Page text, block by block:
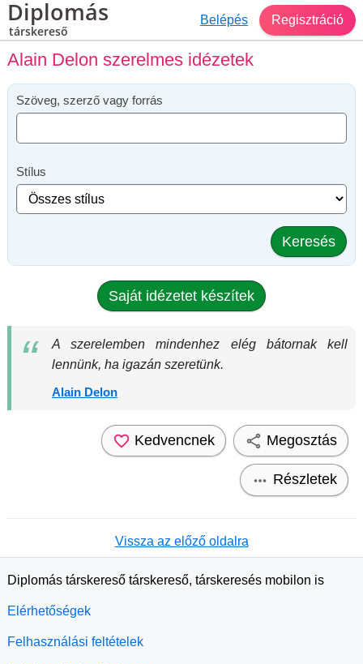
Diplomás
társkereső
Belépés Regisztráció
Alain Delon szerelmes idézetek
Szöveg, szerző vagy forrás
Stílus
Keresés
Saját idézetet készítek
A szerelemben mindenhez elég bátornak kell
lennünk, ha igazán szeretünk.
Alain Delon
Kedvencnek Megosztás
Részletek
Vissza az előző oldalra
Diplomás társkereső társkereső, társkeresés mobilon is
Elérhetőségek
Felhasználási feltételek